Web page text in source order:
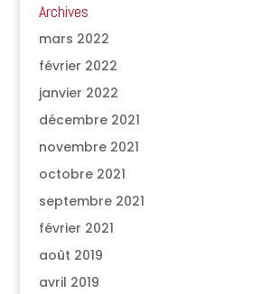
Archives
mars 2022
février 2022
janvier 2022
décembre 2021
novembre 2021
octobre 2021
septembre 2021
février 2021
août 2019
avril 2019